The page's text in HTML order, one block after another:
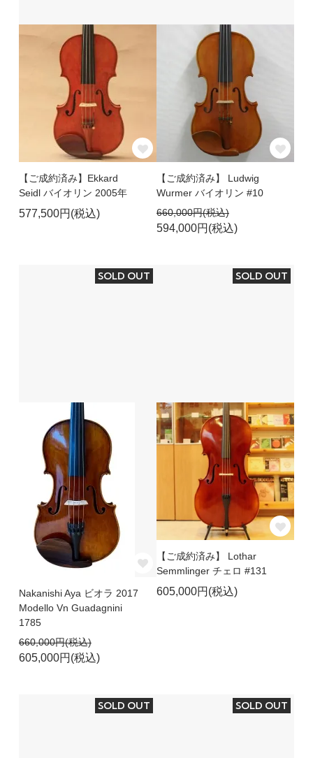
【ご成約済み】Ekkard
Seidl バイオリン 2005年
577,500円(税込)
【ご成約済み】 Ludwig
Wurmer バイオリン #10
660,000円(税込)
594,000円(税込)
SOLD OUT
Nakanishi Aya ビオラ 2017
Modello Vn Guadagnini
1785
660,000円(税込)
605,000円(税込)
SOLD OUT
【ご成約済み】 Lothar
Semmlinger チェロ #131
605,000円(税込)
SOLD OUT SOLD OUT